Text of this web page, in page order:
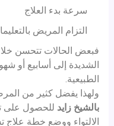
سرعة بدء العلاج
التزام المريض
فبعض الحالات تتحسن
الشديدة إلى أسابيع أو
الطبيعية.
ولهذا يفضل كثير من
بالشيخ زايد للحصول على
الالتواء ووضع خطة علاج